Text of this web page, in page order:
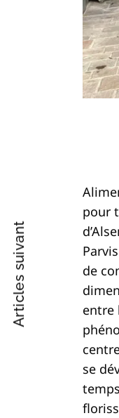
pour
de
entre
se
Post
Articles suivant
: